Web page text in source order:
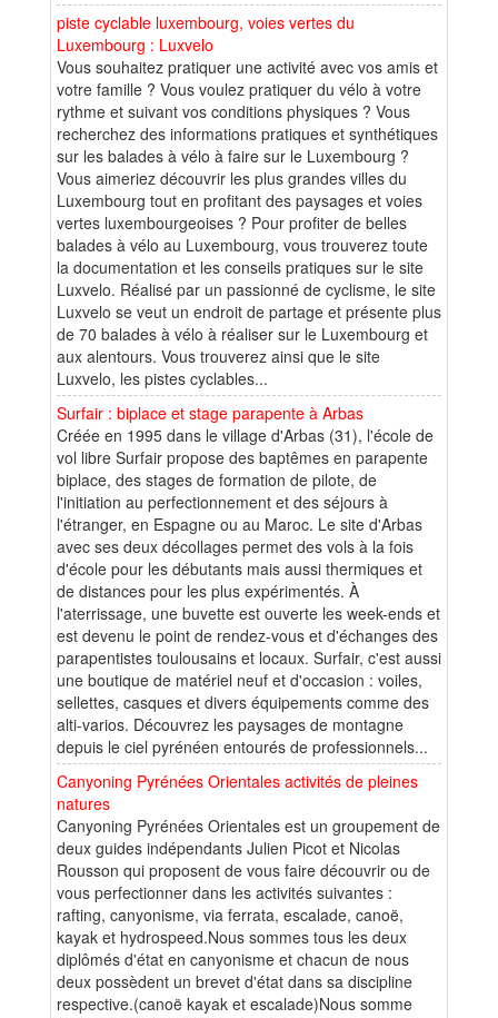
piste cyclable luxembourg, voies vertes du
Luxembourg : Luxvelo
Vous souhaitez pratiquer une activité avec vos amis et
votre famille ? Vous voulez pratiquer du vélo à votre
rythme et suivant vos conditions physiques ? Vous
recherchez des informations pratiques et synthétiques
sur les balades à vélo à faire sur le Luxembourg ?
Vous aimeriez découvrir les plus grandes villes du
Luxembourg tout en profitant des paysages et voies
vertes luxembourgeoises ? Pour profiter de belles
balades à vélo au Luxembourg, vous trouverez toute
la documentation et les conseils pratiques sur le site
Luxvelo. Réalisé par un passionné de cyclisme, le site
Luxvelo se veut un endroit de partage et présente plus
de 70 balades à vélo à réaliser sur le Luxembourg et
aux alentours. Vous trouverez ainsi que le site
Luxvelo, les pistes cyclables...
Surfair : biplace et stage parapente à Arbas
Créée en 1995 dans le village d'Arbas (31), l'école de
vol libre Surfair propose des baptêmes en parapente
biplace, des stages de formation de pilote, de
l'initiation au perfectionnement et des séjours à
l'étranger, en Espagne ou au Maroc. Le site d'Arbas
avec ses deux décollages permet des vols à la fois
d'école pour les débutants mais aussi thermiques et
de distances pour les plus expérimentés. À
l'aterrissage, une buvette est ouverte les week-ends et
est devenu le point de rendez-vous et d'échanges des
parapentistes toulousains et locaux. Surfair, c'est aussi
une boutique de matériel neuf et d'occasion : voiles,
sellettes, casques et divers équipements comme des
alti-varios. Découvrez les paysages de montagne
depuis le ciel pyrénéen entourés de professionnels...
Canyoning Pyrénées Orientales activités de pleines
natures
Canyoning Pyrénées Orientales est un groupement de
deux guides indépendants Julien Picot et Nicolas
Rousson qui proposent de vous faire découvrir ou de
vous perfectionner dans les activités suivantes :
rafting, canyonisme, via ferrata, escalade, canoë,
kayak et hydrospeed.Nous sommes tous les deux
diplômés d'état en canyonisme et chacun de nous
deux possèdent un brevet d'état dans sa discipline
respective.(canoë kayak et escalade)Nous somme